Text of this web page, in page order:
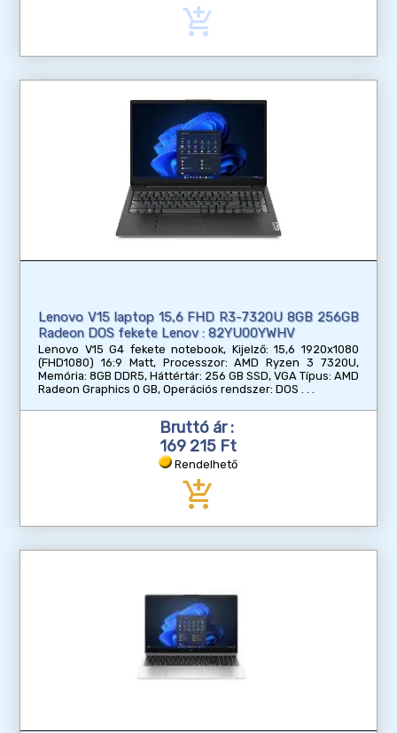
add_shopping_cart
Lenovo V15 laptop 15,6 FHD R3-7320U 8GB 256GB
Radeon DOS fekete Lenov : 82YU00YWHV
Lenovo V15 G4 fekete notebook, Kijelző: 15,6 1920x1080
(FHD1080) 16:9 Matt, Processzor: AMD Ryzen 3 7320U,
Memória: 8GB DDR5, Háttértár: 256 GB SSD, VGA Típus: AMD
Radeon Graphics 0 GB, Operációs rendszer: DOS
Bruttó ár :
169 215 Ft
Rendelhető
add_shopping_cart